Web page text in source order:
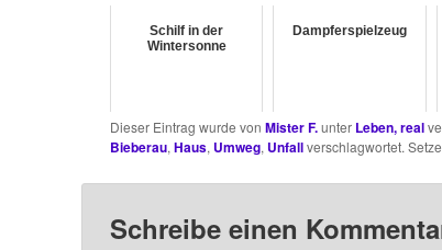
Schilf in der
Wintersonne
Dampferspielzeug
Dieser Eintrag wurde von Mister F.unter Leben, real
Bieberau, Haus, Umweg, Unfallverschlagwortet.
Schreibe einen